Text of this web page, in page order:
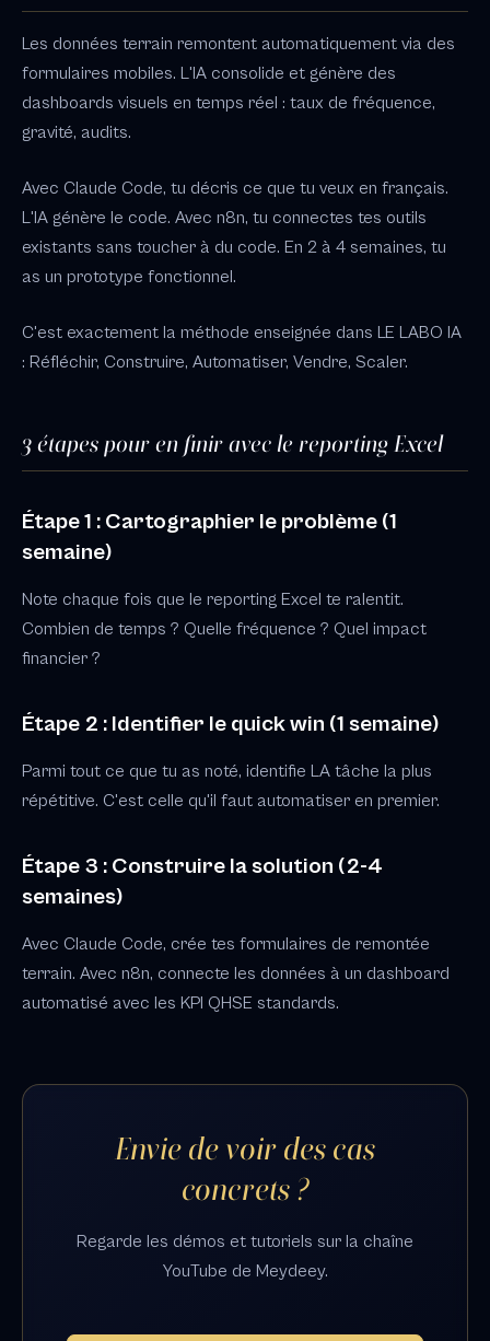
Les données terrain remontent automatiquement via des
formulaires mobiles. L'IA consolide et génère des
dashboards visuels en temps réel : taux de fréquence,
gravité, audits.
Avec Claude Code, tu décris ce que tu veux en français.
L'IA génère le code. Avec n8n, tu connectes tes outils
existants sans toucher à du code. En 2 à 4 semaines, tu
as un prototype fonctionnel.
C'est exactement la méthode enseignée dans LE LABO IA
: Réfléchir, Construire, Automatiser, Vendre, Scaler.
3 étapes pour en finir avec le reporting Excel
Étape 1 : Cartographier le problème (1
semaine)
Note chaque fois que le reporting Excel te ralentit.
Combien de temps ? Quelle fréquence ? Quel impact
financier ?
Étape 2 : Identifier le quick win (1 semaine)
Parmi tout ce que tu as noté, identifie LA tâche la plus
répétitive. C'est celle qu'il faut automatiser en premier.
Étape 3 : Construire la solution (2-4
semaines)
Avec Claude Code, crée tes formulaires de remontée
terrain. Avec n8n, connecte les données à un dashboard
automatisé avec les KPI QHSE standards.
Envie de voir des cas
concrets ?
Regarde les démos et tutoriels sur la chaîne
YouTube de Meydeey.